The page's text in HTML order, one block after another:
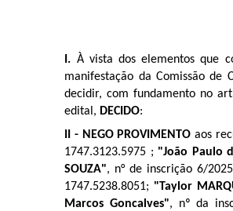
I. À vista dos elementos que
manifestação da Comissão de
decidir, com fundamento no
edital, DECIDO:
II - NEGO PROVIMENTO aos
1747.3123.5975 ; "João Paulo
SOUZA", n° de inscrição 6/
1747.5238.8051; "Taylor
Marcos Goncalves", nº da